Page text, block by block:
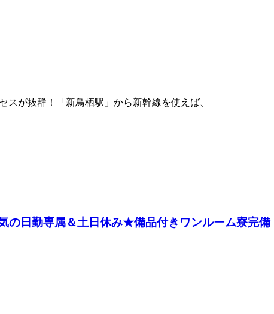
が抜群！「新鳥栖駅」から新幹線を使えば、
日勤専属＆土日休み★備品付きワンルーム寮完